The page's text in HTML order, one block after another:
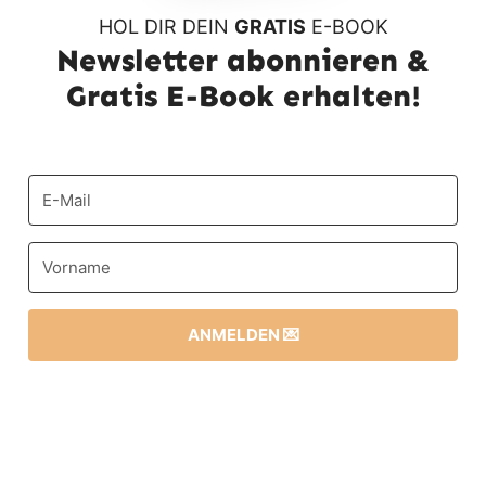
HOL DIR DEIN GRATIS E-BOOK
Newsletter abonnieren &
Gratis E-Book erhalten!
ANMELDEN 💌